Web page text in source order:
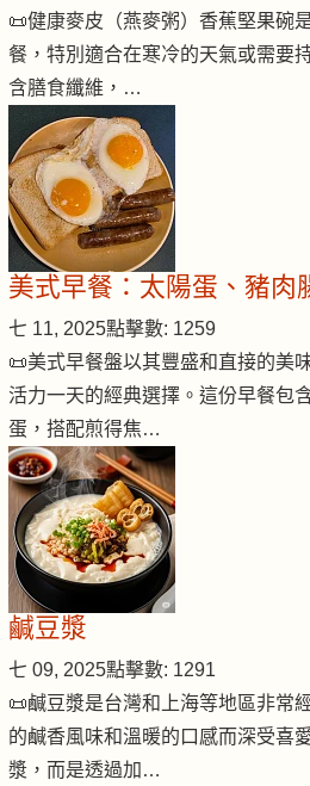
📜健康麥皮（燕麥粥）香蕉堅果碗
餐，特別適合在寒冷的天氣或需要
含膳食纖維，…
美式早餐：太陽蛋、豬肉
七 11, 2025點擊數: 1259
📜美式早餐盤以其豐盛和直接的美
活力一天的經典選擇。這份早餐包
蛋，搭配煎得焦…
鹹豆漿
七 09, 2025點擊數: 1291
📜鹹豆漿是台灣和上海等地區非常
的鹹香風味和溫暖的口感而深受喜
漿，而是透過加…